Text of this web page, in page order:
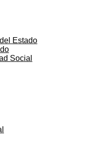
Estado
Social